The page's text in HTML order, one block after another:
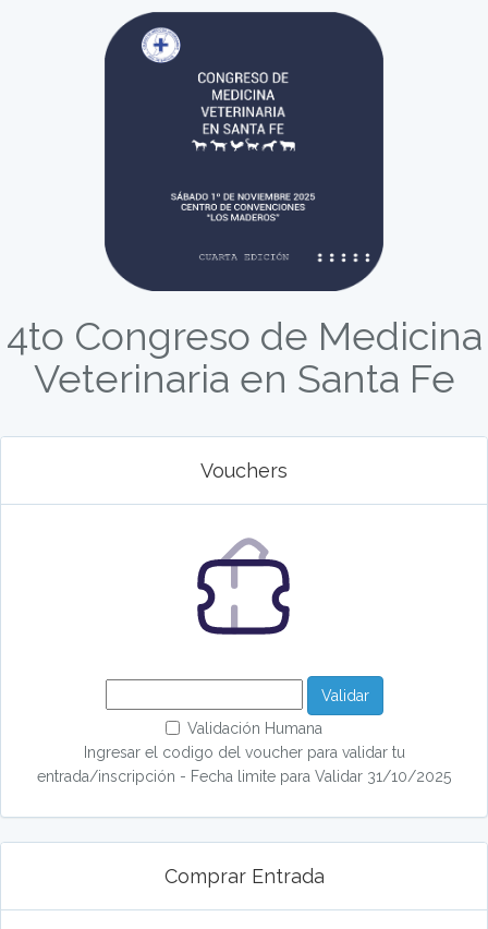
4to Congreso de Medicina
Veterinaria en Santa Fe
Vouchers
Validar
Validación Humana
Ingresar el codigo del voucher para validar tu
entrada/inscripción - Fecha limite para Validar 31/10/2025
Comprar Entrada